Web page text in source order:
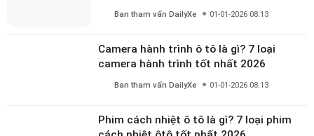
Ban tham vấn DailyXe 01-01-2026 08:13
Camera hành trình ô tô là gì? 7 loại
camera hành trình tốt nhất 2026
Ban tham vấn DailyXe 01-01-2026 08:13
Phim cách nhiệt ô tô là gì? 7 loại phim